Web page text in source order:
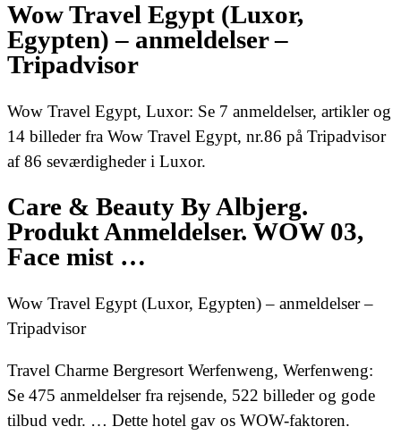
Wow Travel Egypt (Luxor,
Egypten) – anmeldelser –
Tripadvisor
Wow Travel Egypt, Luxor: Se 7 anmeldelser, artikler og
14 billeder fra Wow Travel Egypt, nr.86 på Tripadvisor
af 86 seværdigheder i Luxor.
Care & Beauty By Albjerg.
Produkt Anmeldelser. WOW 03,
Face mist …
Wow Travel Egypt (Luxor, Egypten) – anmeldelser –
Tripadvisor
Travel Charme Bergresort Werfenweng, Werfenweng:
Se 475 anmeldelser fra rejsende, 522 billeder og gode
tilbud vedr. … Dette hotel gav os WOW-faktoren.